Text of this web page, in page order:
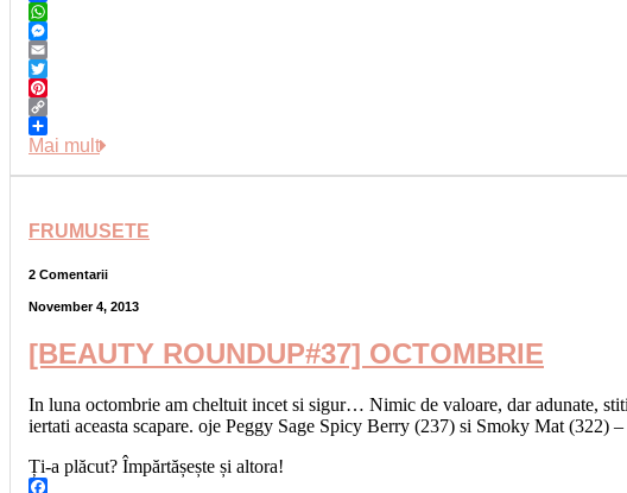
Facebook
WhatsApp
Messenger
Email
Twitter
Pinterest
Copy
Link
Share
Mai mult
FRUMUSETE
2 Comentarii
November 4, 2013
[BEAUTY ROUNDUP#37] OCTOMBRIE
In luna octombrie am cheltuit incet si sigur… Nimic de valoare, dar adunate,
iertati aceasta scapare. oje Peggy Sage Spicy Berry (237) si Smoky Mat (322)
Ți-a plăcut? Împărtășește și altora!